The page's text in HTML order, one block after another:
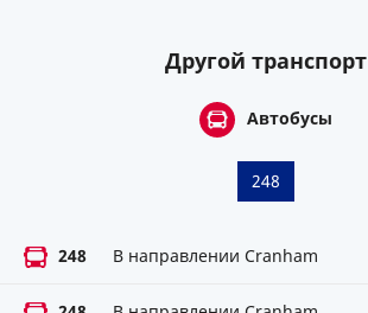
Другой транспорт
Автобусы
248
248 В направлении Cranham